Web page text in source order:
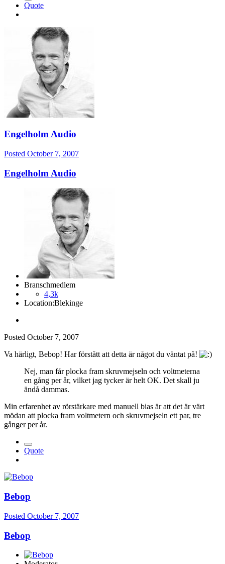
Quote
Engelholm Audio
Posted October 7, 2007
Engelholm Audio
Branschmedlem
4,3k
Location:Blekinge
Posted October 7, 2007
Va härligt, Bebop! Har förstått att detta är något du väntat på!
Nej, man får plocka fram skruvmejseln och voltmeterna
en gång per år, vilket jag tycker är helt OK. Det skall ju
ändå dammas.
Min erfarenhet av rörstärkare med manuell bias är att det är värt
mödan att plocka fram voltmetern och skruvmejseln ett par, tre
gånger per år.
Quote
Bebop
Posted October 7, 2007
Bebop